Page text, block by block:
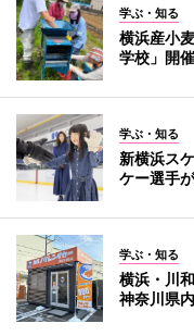
学ぶ・知る
横浜産小
学校」開
学ぶ・知る
新横浜ス
ケー選手
学ぶ・知る
横浜・川
神奈川県